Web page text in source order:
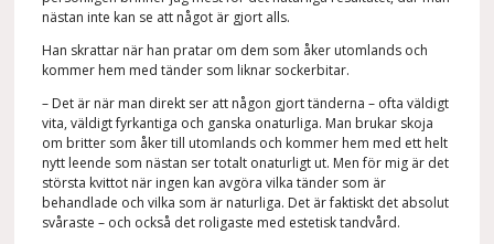
nästan inte kan se att något är gjort alls.
Han skrattar när han pratar om dem som åker utomlands och
kommer hem med tänder som liknar sockerbitar.
– Det är när man direkt ser att någon gjort tänderna – ofta väldigt
vita, väldigt fyrkantiga och ganska onaturliga. Man brukar skoja
om britter som åker till utomlands och kommer hem med ett helt
nytt leende som nästan ser totalt onaturligt ut. Men för mig är det
största kvittot när ingen kan avgöra vilka tänder som är
behandlade och vilka som är naturliga. Det är faktiskt det absolut
svåraste – och också det roligaste med estetisk tandvård.